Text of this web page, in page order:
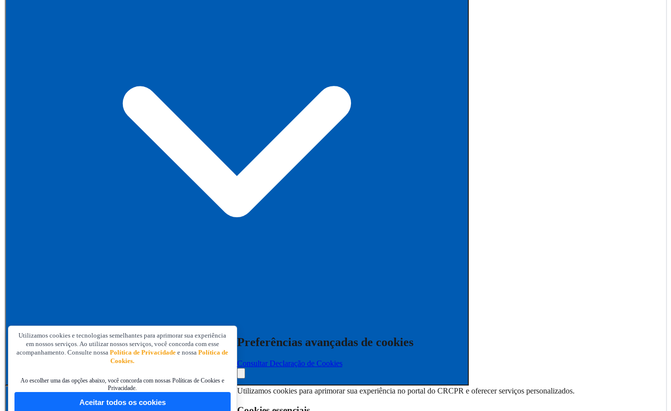
067/2025 | Aquisição de veículo automotor.
Utilizamos cookies e tecnologias semelhantes para aprimorar sua experiência
em nossos serviços. Ao utilizar nossos serviços, você concorda com esse
acompanhamento. Consulte nossaPolítica de Privacidade e nossaPolítica de
Cookies.
Ao escolher uma das opções abaixo, você concorda com nossas Políticas de Cookies e
Privacidade.
Aceitar todos os cookies
Preferências avançadas de cookies
Consultar Declaração de Cookies
Utilizamos cookies para aprimorar sua experiência no portal do CRCPR e oferecer serviços personalizados.